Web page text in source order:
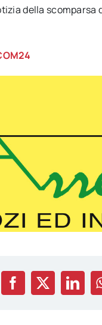
della scomparsa